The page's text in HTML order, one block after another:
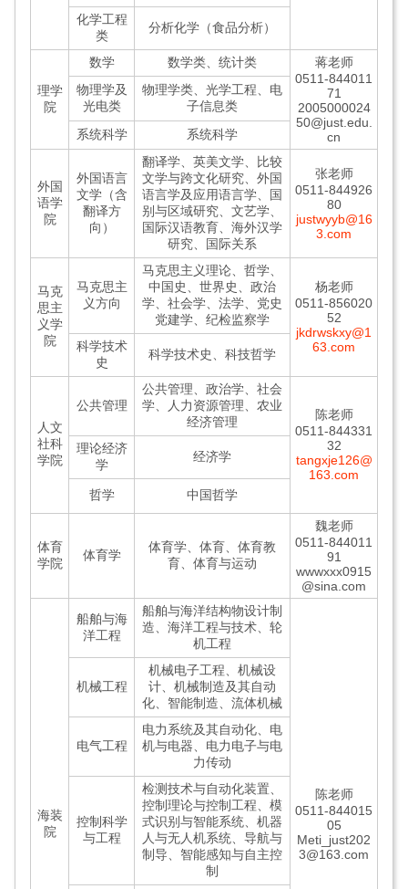
化学工程
类
分析化学（食品分析）
理学
院
数学 数学类、统计类
蒋老师
0511-844011
71
2005000024
50@just.edu.
cn
物理学及
光电类
物理学类、光学工程、电
子信息类
系统科学
系统科学
外国
语学
院
外国语言
文学（含
翻译方
向）
翻译学、英美文学、比较
文学与跨文化研究、外国
语言学及应用语言学、国
别与区域研究、文艺学、
国际汉语教育、海外汉学
研究、国际关系
张老师
0511-844926
80
justwyyb@16
3.com
马克
思主
义学
院
马克思主
义方向
马克思主义理论、哲学、
中国史、世界史、政治
学、社会学、法学、党史
党建学、纪检监察学
杨老师
0511-856020
52
jkdrwskxy@1
63.com
科学技术
史
科学技术史、科技哲学
人文
社科
学院
公共管理
公共管理、政治学、社会
学、人力资源管理、农业
经济管理
陈老师
0511-844331
32
tangxje126@
163.com
理论经济
学
经济学
哲学 中国哲学
体育
学院
体育学
体育学、体育、体育教
育、体育与运动
魏老师
0511-844011
91
wwwxxx0915
@sina.com
海装
院
船舶与海
洋工程
船舶与海洋结构物设计制
造、海洋工程与技术、轮
机工程
陈老师
0511-844015
05
Meti_just202
3@163.com
机械工程
机械电子工程、机械设
计、机械制造及其自动
化、智能制造、流体机械
电气工程
电力系统及其自动化、电
机与电器、电力电子与电
力传动
控制科学
与工程
检测技术与自动化装置、
控制理论与控制工程、模
式识别与智能系统、机器
人与无人机系统、导航与
制导、智能感知与自主控
制